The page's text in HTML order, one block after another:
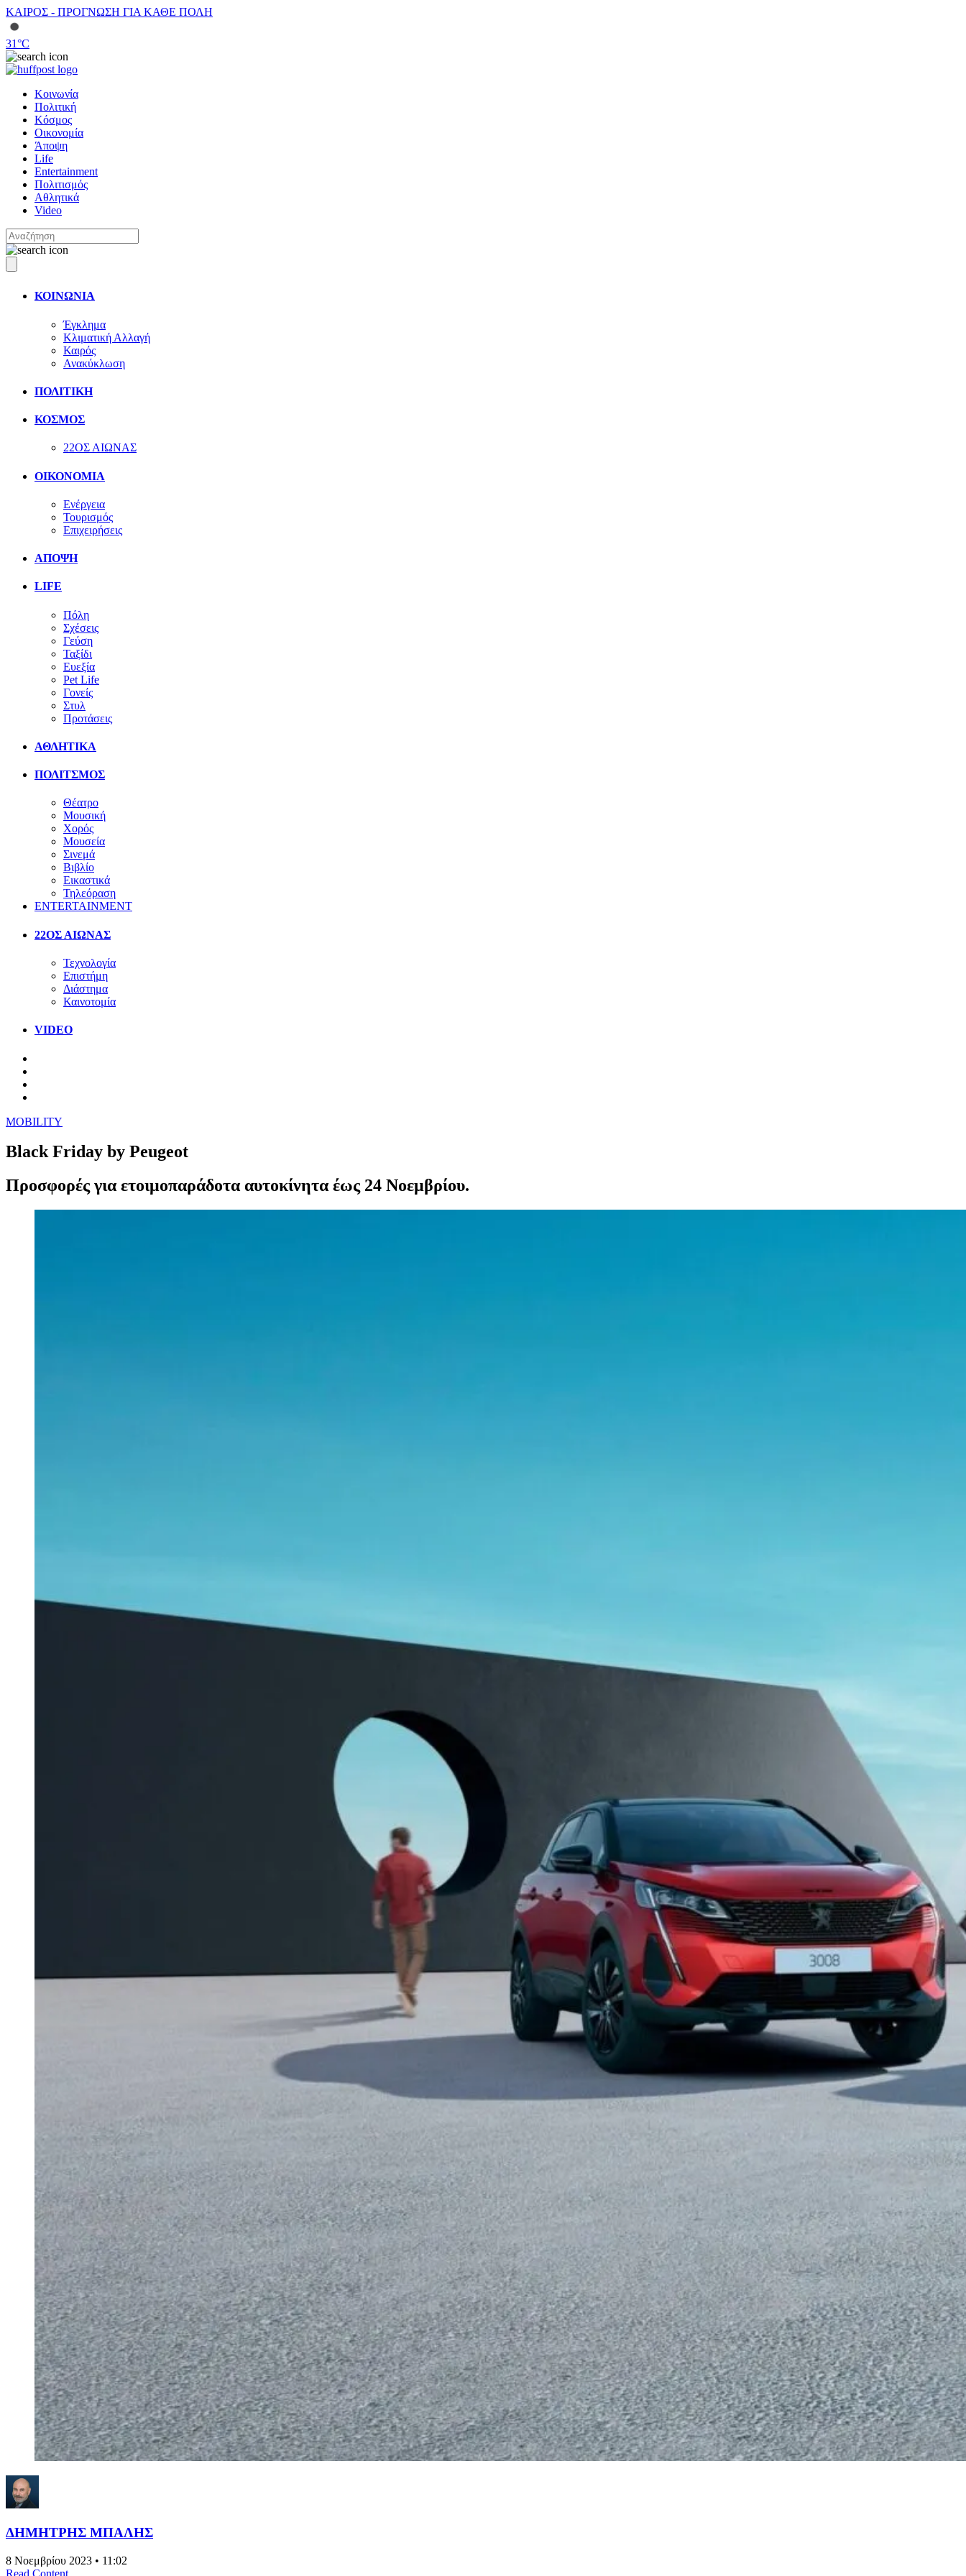
ΚΑΙΡΟΣ - ΠΡΟΓΝΩΣΗ ΓΙΑ ΚΑΘΕ ΠΟΛΗ
31°C
Κοινωνία
Πολιτική
Κόσμος
Οικονομία
Άποψη
Life
Entertainment
Πολιτισμός
Αθλητικά
Video
ΚΟΙΝΩΝΙΑ
Έγκλημα
Κλιματική Αλλαγή
Καιρός
Ανακύκλωση
ΠΟΛΙΤΙΚΗ
ΚΟΣΜΟΣ
22ΟΣ ΑΙΩΝΑΣ
ΟΙΚΟΝΟΜΙΑ
Ενέργεια
Τουρισμός
Επιχειρήσεις
ΑΠΟΨΗ
LIFE
Πόλη
Σχέσεις
Γεύση
Ταξίδι
Ευεξία
Pet Life
Γονείς
Στυλ
Προτάσεις
ΑΘΛΗΤΙΚΑ
ΠΟΛΙΤΣΜΟΣ
Θέατρο
Μουσική
Χορός
Μουσεία
Σινεμά
Βιβλίο
Εικαστικά
Τηλεόραση
ENTERTAINMENT
22ΟΣ ΑΙΩΝΑΣ
Τεχνολογία
Επιστήμη
Διάστημα
Καινοτομία
VIDEO
MOBILITY
Black Friday by Peugeot
Προσφορές για ετοιμοπαράδοτα αυτοκίνητα έως 24 Νοεμβρίου.
ΔΗΜΗΤΡΗΣ ΜΠΑΛΗΣ
8 Νοεμβρίου 2023 • 11:02
Read Content